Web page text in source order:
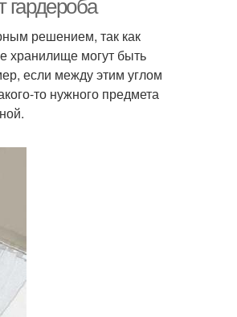
гардероба
решением, так как
хранилище могут быть
если между этим углом
то нужного предмета